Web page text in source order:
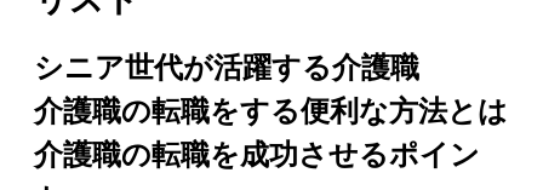
シニア世代が活躍する介護職
介護職の転職をする便利な方法とは
介護職の転職を成功させるポイン